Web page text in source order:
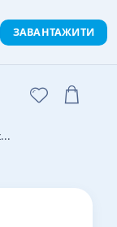
Березень 2024 — RIDMI — Книжковий блог
ЗАВАНТАЖИТИ